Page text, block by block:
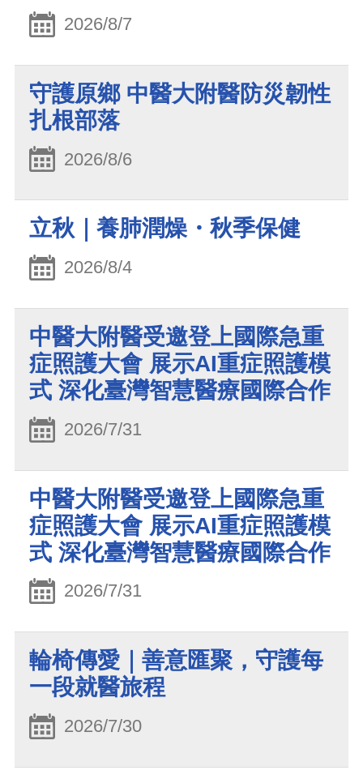
2026/8/7
守護原鄉 中醫大附醫防災韌性
扎根部落
2026/8/6
立秋｜養肺潤燥・秋季保健
2026/8/4
中醫大附醫受邀登上國際急重
症照護大會 展示AI重症照護模
式 深化臺灣智慧醫療國際合作
2026/7/31
中醫大附醫受邀登上國際急重
症照護大會 展示AI重症照護模
式 深化臺灣智慧醫療國際合作
2026/7/31
輪椅傳愛｜善意匯聚，守護每
一段就醫旅程
2026/7/30